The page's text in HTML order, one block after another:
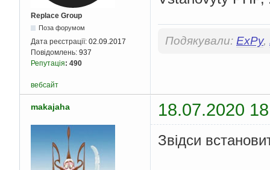
Replace Group
Поза форумом
Дата реєстрації: 02.09.2017
Повідомлень: 937
Репутація: 490
Подякували: ExPy,
вебсайт
makajaha 18.07.2020
Звідси